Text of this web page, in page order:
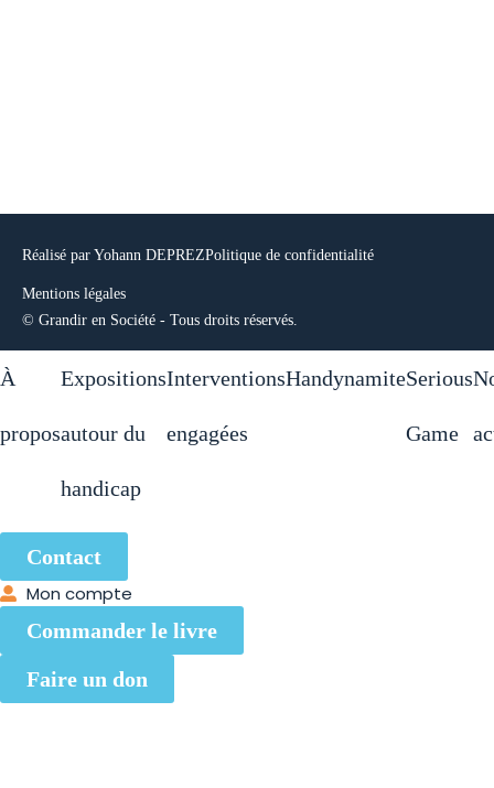
© Grandir en Société - Tous droits réservés.
Réalisé par Yohann DEPREZPolitique de confidentialité
Mentions légales
À
propos
Expositions
autour du
handicap
Interventions
engagées
HandynamiteSerious
Game
Contact
Mon compte
Commander le livre
Faire un don